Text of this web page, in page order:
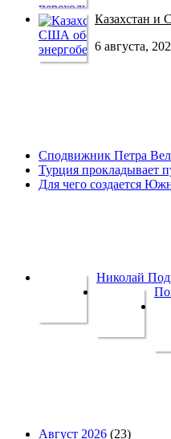
Казахстан и
6 августа,
Сподвижник Петра
Турция прокладывает
Для чего создается
Николай
Август 2026 (23)